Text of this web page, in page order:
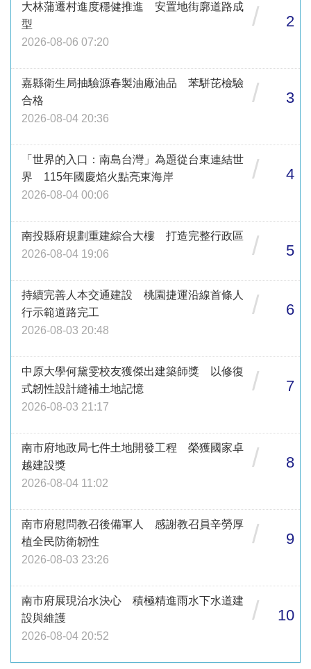
大林蒲遷村進度穩健推進 安置地街廓道路成
型
2026-08-06 07:20
/ 2
嘉縣衛生局抽驗源春製油廠油品 苯駢芘檢驗
合格
2026-08-04 20:36
/ 3
「世界的入口：南島台灣」為題從台東連結世
界 115年國慶焰火點亮東海岸
2026-08-04 00:06
/ 4
南投縣府規劃重建綜合大樓 打造完整行政區
2026-08-04 19:06
/ 5
持續完善人本交通建設 桃園捷運沿線首條人
行示範道路完工
2026-08-03 20:48
/ 6
中原大學何黛雯校友獲傑出建築師獎 以修復
式韌性設計縫補土地記憶
2026-08-03 21:17
/ 7
南市府地政局七件土地開發工程 榮獲國家卓
越建設獎
2026-08-04 11:02
/ 8
南市府慰問教召後備軍人 感謝教召員辛勞厚
植全民防衛韌性
2026-08-03 23:26
/ 9
南市府展現治水決心 積極精進雨水下水道建
設與維護
2026-08-04 20:52
/ 10